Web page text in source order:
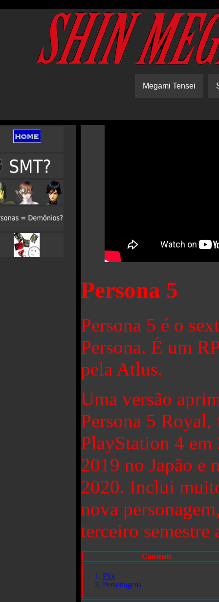
Megami Tensei
Persona 5
Persona 5 é o
Persona. É um
pela Atlus.
Uma versão
Persona 5
PlayStation 4
2019 no Japão e
2020. Inclui
nova
terceiro
Contents
Plot
Personagens